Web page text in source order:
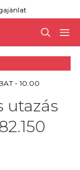
- 10:00
utazás